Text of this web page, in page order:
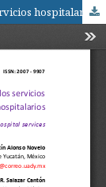
Aplicación de un modelo de calidad en los servicios hospitalarios / A Quality Services Model applied to hospital services